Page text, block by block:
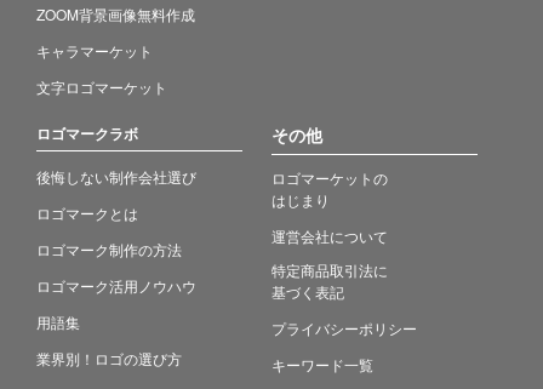
ZOOM背景画像無料作成
キャラマーケット
文字ロゴマーケット
ロゴマークラボ
後悔しない制作会社選び
ロゴマークとは
ロゴマーク制作の方法
ロゴマーク活用ノウハウ
用語集
業界別！ロゴの選び方
その他
ロゴマーケットの
はじまり
運営会社について
特定商品取引法に
基づく表記
プライバシーポリシー
キーワード一覧